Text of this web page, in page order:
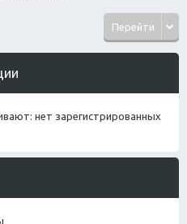
Перейти
нет зарегистрированных